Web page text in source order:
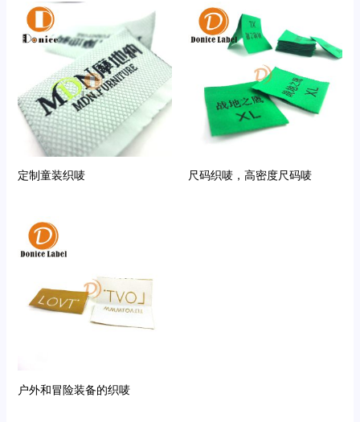
定制童装织唛 尺码织唛，高密度尺码唛
户外和冒险装备的织唛